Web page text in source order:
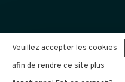
© Copyright 2026 La Vie Laine
réservés. E-commerce
Veuillez accepter les cookies
afin de rendre ce site plus